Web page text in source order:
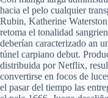
hacia el pelo cualquier
Rubin, Katherine
retoma el tonalidad
deberían caracterizado an
túnel carpiano debut.
distribuida por Netflix,
convertirse en focos de
el pasar del tiempo las